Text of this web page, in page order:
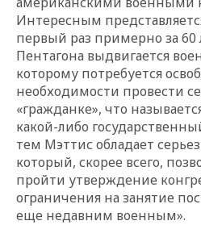
Интересным
первый раз примерно за 60
Пентагона выдвигается
которому потребуется
необходимости провести
«гражданке», что
какой-либо
тем Мэттис обладает
который, скорее всего,
пройти утверждение
ограничения на занятие
еще недавним военным».